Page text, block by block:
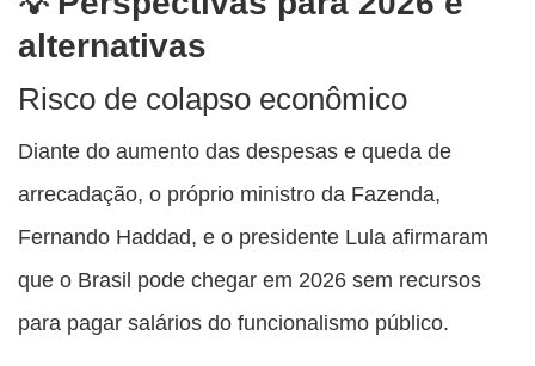
alternativas
Risco de colapso econômico
Diante do aumento das despesas e queda de
arrecadação, o próprio ministro da Fazenda,
Fernando Haddad, e o presidente Lula afirmaram
que o Brasil pode chegar em 2026 sem recursos
para pagar salários do funcionalismo público.